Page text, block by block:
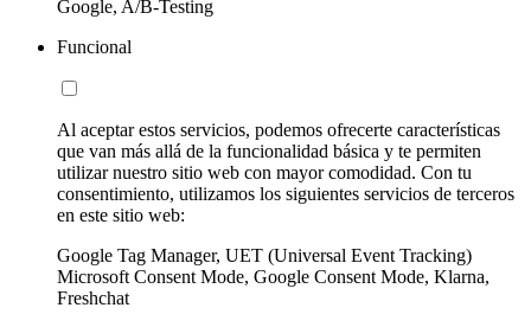
Google, A/B-Testing
Funcional
Al aceptar estos servicios, podemos ofrecerte características
que van más allá de la funcionalidad básica y te permiten
utilizar nuestro sitio web con mayor comodidad. Con tu
consentimiento, utilizamos los siguientes servicios de terceros
en este sitio web:
Google Tag Manager, UET (Universal Event Tracking)
Microsoft Consent Mode, Google Consent Mode, Klarna,
Freshchat